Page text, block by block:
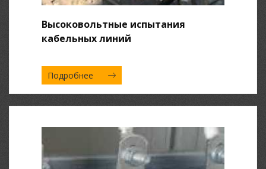
Высоковольтные испытания
кабельных линий
Подробнее